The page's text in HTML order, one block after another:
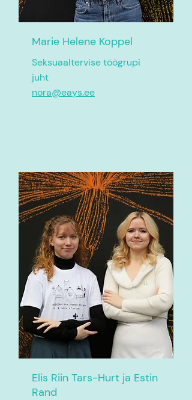
Marie Helene Koppel
Seksuaaltervise töögrupi
juht
nora@eays.ee
Elis Riin Tars-Hurt ja Estin
Rand